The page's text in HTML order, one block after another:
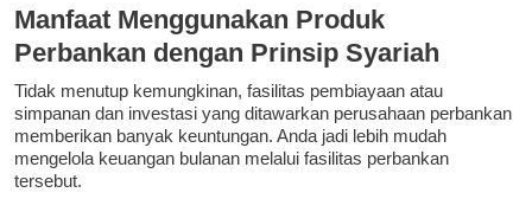
Manfaat Menggunakan Produk
Perbankan dengan Prinsip Syariah
Tidak menutup kemungkinan, fasilitas pembiayaan atau
simpanan dan investasi yang ditawarkan perusahaan perbankan
memberikan banyak keuntungan. Anda jadi lebih mudah
mengelola keuangan bulanan melalui fasilitas perbankan
tersebut.